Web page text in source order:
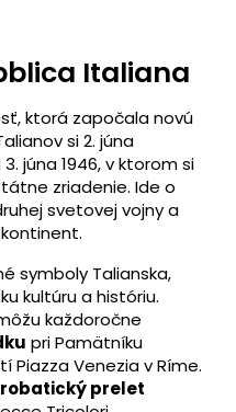
Italiana
ktorá započala novú
si 2. júna
júna 1946, v ktorom si
zriadenie. Ide o
svetovej vojny a
symboly Talianska,
kultúru a históriu.
každoročne
pri Pamätníku
Piazza Venezia v Ríme.
prelet